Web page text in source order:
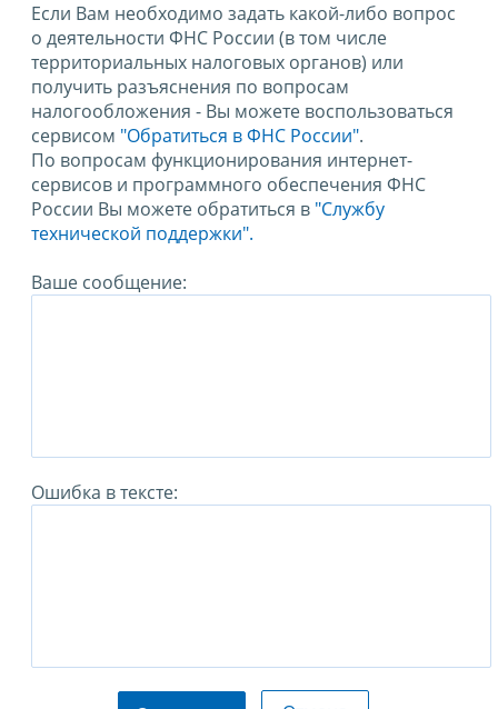
Если Вам необходимо задать какой-либо вопрос
о деятельности ФНС России (в том числе
территориальных налоговых органов) или
получить разъяснения по вопросам
налогообложения - Вы можете воспользоваться
сервисом "Обратиться в ФНС России".
По вопросам функционирования интернет-
сервисов и программного обеспечения ФНС
России Вы можете обратиться в "Службу
технической поддержки".
Ваше сообщение:
Ошибка в тексте: